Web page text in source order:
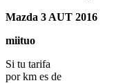
Mazda 3 AUT 2016
miituo
Si tu tarifa
por km es de